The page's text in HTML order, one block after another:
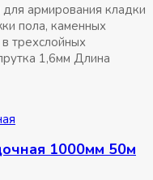
армирования кладки
пола, каменных
трехслойных
1,6мм Длина
1000мм 50м